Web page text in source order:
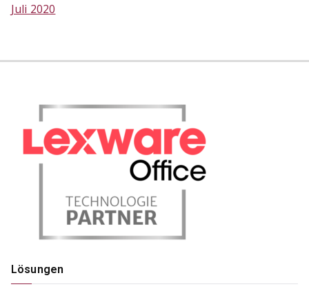
Juli 2020
Lösungen